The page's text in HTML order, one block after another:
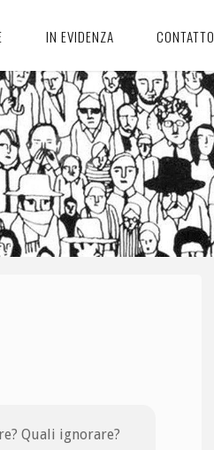
IN EVIDENZA CONTATTO
Quali ignorare?